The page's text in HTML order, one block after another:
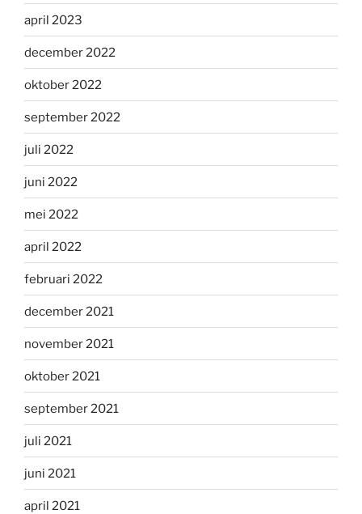
april 2023
december 2022
oktober 2022
september 2022
juli 2022
juni 2022
mei 2022
april 2022
februari 2022
december 2021
november 2021
oktober 2021
september 2021
juli 2021
juni 2021
april 2021